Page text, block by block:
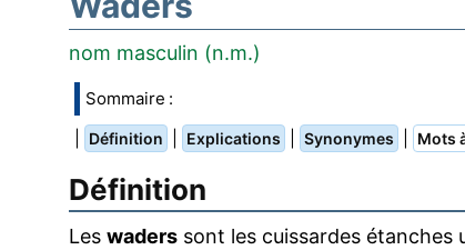
nom masculin (n.m.)
Sommaire :
Définition Explications Synonymes Mots
Définition
Les waders sont les cuissardes étanches